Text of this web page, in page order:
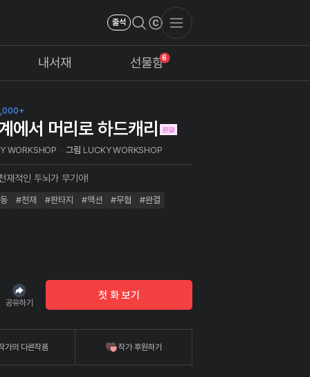
출석
내서재 6
선물함
에서 머리로 하드캐리
WORKSHOP 그림 LUCKY WORKSHOP
재적인 두뇌가 무기야!
#천재 #판타지 #액션 #무협 #완결
공유하기
첫 화 보기
가의 다른작품 작가 후원하기